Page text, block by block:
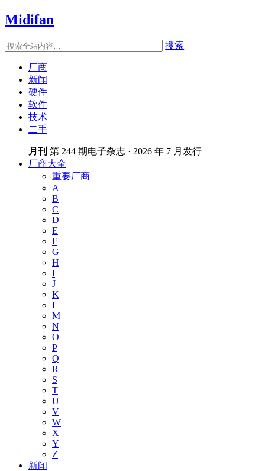
Midifan
搜索
厂商
新闻
硬件
软件
技术
二手
月刊 第 244 期电子杂志 · 2026 年 7 月发行
厂商大全
重要厂商
A
B
C
D
E
F
G
H
I
J
K
L
M
N
O
P
Q
R
S
T
U
V
W
X
Y
Z
新闻